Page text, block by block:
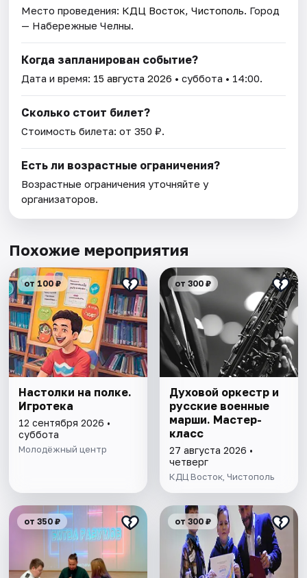
Место проведения: КДЦ Восток, Чистополь. Город
— Набережные Челны.
Когда запланирован событие?
Дата и время: 15 августа 2026 • суббота • 14:00.
Сколько стоит билет?
Стоимость билета: от 350 ₽.
Есть ли возрастные ограничения?
Возрастные ограничения уточняйте у
организаторов.
Похожие мероприятия
от 100 ₽
Настолки на полке.
Игротека
12 сентября 2026 •
суббота
Молодёжный центр
от 300 ₽
Духовой оркестр и
русские военные
марши. Мастер-
класс
27 августа 2026 •
четверг
КДЦ Восток, Чистополь
от 350 ₽ от 300 ₽